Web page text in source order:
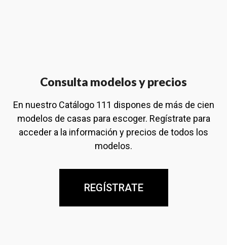
Consulta modelos y precios
En nuestro Catálogo 111 dispones de más de cien
modelos de casas para escoger. Regístrate para
acceder a la información y precios de todos los
modelos.
REGÍSTRATE